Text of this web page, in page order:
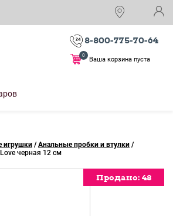
8-800-775-70-64
Ваша корзина пуста
0
игрушки / Анальные пробки и втулки /
черная 12 см
Продано: 48
Продано: 48